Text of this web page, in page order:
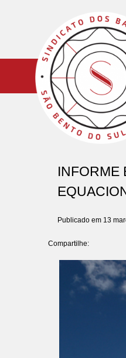
INFORME
Publicado em 13
Compartilhe: